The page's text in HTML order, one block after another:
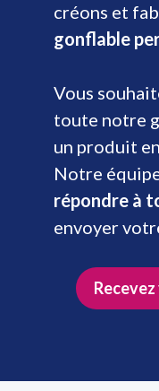
créons et
gonflable
Vous
toute notre
un produit
Notre
répondre à
envoyer